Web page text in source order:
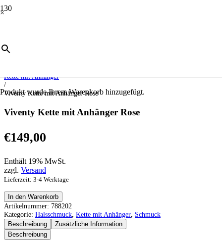
×
Produktwurde Ihrem Warenkorb hinzugefügt.
/
Kette mit Anhänger
/
Viventy Kette mit Anhänger Rose
Viventy Kette mit Anhänger Rose
€149,00
Enthält 19% MwSt.
zzgl. Versand
Lieferzeit: 3-4 Werktage
Viventy
Kette
mit
Anhänger
Rose
Menge
In den Warenkorb
Artikelnummer: 788202
Kategorie: Halsschmuck, Kette mit Anhänger, Schmuck
Beschreibung
Zusätzliche Information
Beschreibung